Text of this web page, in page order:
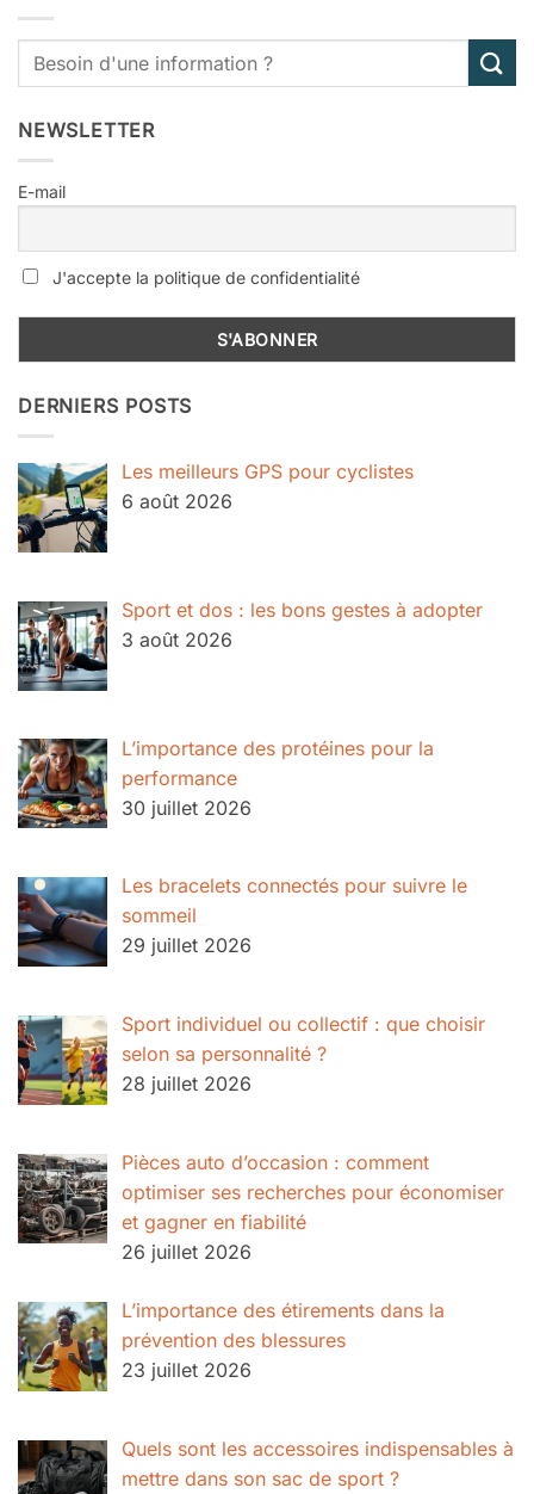
NEWSLETTER
E-mail
J'accepte la politique de confidentialité
DERNIERS POSTS
Les meilleurs GPS pour cyclistes
6 août 2026
Sport et dos : les bons gestes à adopter
3 août 2026
L’importance des protéines pour la
performance
30 juillet 2026
Les bracelets connectés pour suivre le
sommeil
29 juillet 2026
Sport individuel ou collectif : que choisir
selon sa personnalité ?
28 juillet 2026
Pièces auto d’occasion : comment
optimiser ses recherches pour économiser
et gagner en fiabilité
26 juillet 2026
L’importance des étirements dans la
prévention des blessures
23 juillet 2026
Quels sont les accessoires indispensables à
mettre dans son sac de sport ?